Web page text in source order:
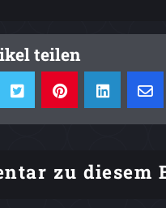
teilen
zu diesem